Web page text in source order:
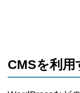
CMSを利用